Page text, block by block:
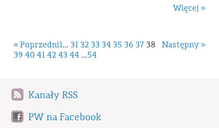
Więcej »
« Poprzedni Następny »
1... 31 32 33 34 35 36 37 38
39 40 41 42 43 44 ...54
Kanały RSS
PW na Facebook